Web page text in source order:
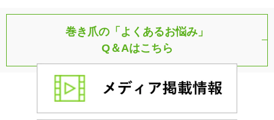
巻き爪の「よくあるお悩み」
Q＆Aはこちら